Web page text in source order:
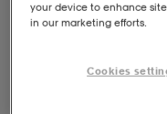
your device to enhance
in our marketing efforts.
Cookies